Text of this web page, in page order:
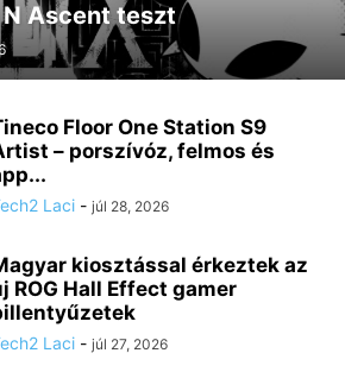
Ascent teszt
Floor One Station S9
– porszívóz, felmos és
Laci - júl 28, 2026
kiosztással érkeztek az
ROG Hall Effect gamer
Laci - júl 27, 2026